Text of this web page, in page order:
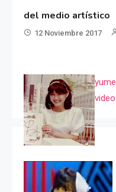
del medio artístico
12 Noviembre 2017